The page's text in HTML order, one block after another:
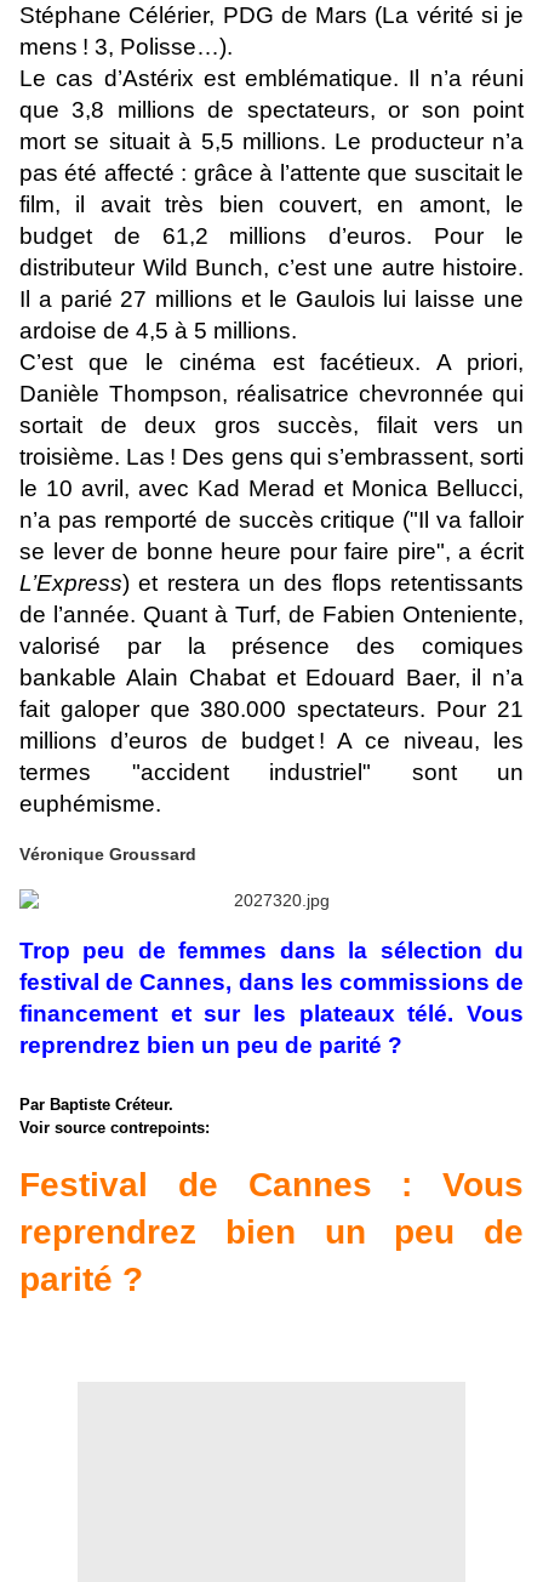
Stéphane Célérier, PDG de Mars (La vérité si je
mens ! 3, Polisse…).
Le cas d’Astérix est emblématique. Il n’a réuni
que 3,8 millions de spectateurs, or son point
mort se situait à 5,5 millions. Le producteur n’a
pas été affecté : grâce à l’attente que suscitait le
film, il avait très bien couvert, en amont, le
budget de 61,2 millions d’euros. Pour le
distributeur Wild Bunch, c’est une autre histoire.
Il a parié 27 millions et le Gaulois lui laisse une
ardoise de 4,5 à 5 millions.
C’est que le cinéma est facétieux. A priori,
Danièle Thompson, réalisatrice chevronnée qui
sortait de deux gros succès, filait vers un
troisième. Las ! Des gens qui s’embrassent, sorti
le 10 avril, avec Kad Merad et Monica Bellucci,
n’a pas remporté de succès critique ("Il va falloir
se lever de bonne heure pour faire pire", a écrit
L’Express) et restera un des flops retentissants
de l’année. Quant à Turf, de Fabien Onteniente,
valorisé par la présence des comiques
bankable Alain Chabat et Edouard Baer, il n’a
fait galoper que 380.000 spectateurs. Pour 21
millions d’euros de budget ! A ce niveau, les
termes "accident industriel" sont un
euphémisme.
Véronique Groussard
Trop peu de femmes dans la sélection du
festival de Cannes, dans les commissions de
financement et sur les plateaux télé. Vous
reprendrez bien un peu de parité ?
Par Baptiste Créteur.
Voir source contrepoints:
Festival de Cannes : Vous
reprendrez bien un peu de
parité ?